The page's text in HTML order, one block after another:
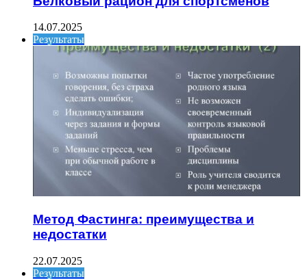
14.07.2025
Результаты
Метод Фастинга: преимущества и
недостатки
22.07.2025
Результаты